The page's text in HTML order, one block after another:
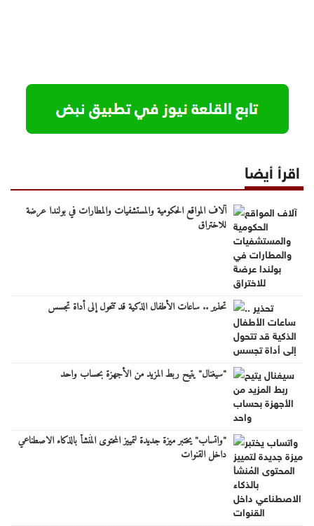
اقرأ أيضا
آلاف المواقع الحكومية والمستشفيات والمطارات في بولندا عرضة
للاختراق
تحذير .. ساعات الأطفال الذكية قد تتحول إلى أداة تجسس
"سيغنال" يتيح ربط المزيد من الأجهزة بحساب واحد
"واتساب" يختبر ميزة جديدة لتمييز المحتوى المُنشأ بالذكاء الاصطناعي
داخل القنوات